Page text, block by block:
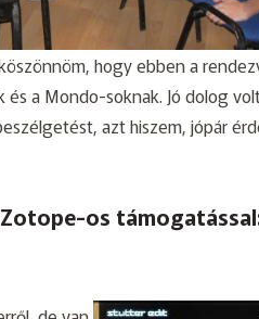
hogy ebben a
a Mondo-soknak. Jó dolog
azt hiszem, jópár
os